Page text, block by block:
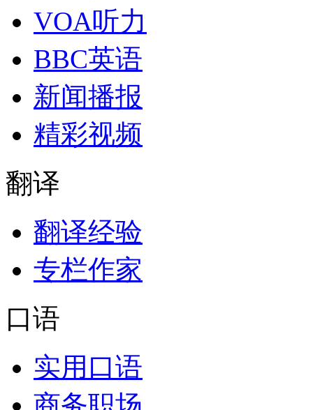
VOA听力
BBC英语
新闻播报
精彩视频
翻译
翻译经验
专栏作家
口语
实用口语